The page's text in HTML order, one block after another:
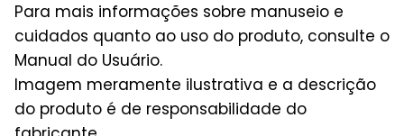
Para mais informações sobre manuseio e
cuidados quanto ao uso do produto, consulte o
Manual do Usuário.
Imagem meramente ilustrativa e a descrição
do produto é de responsabilidade do